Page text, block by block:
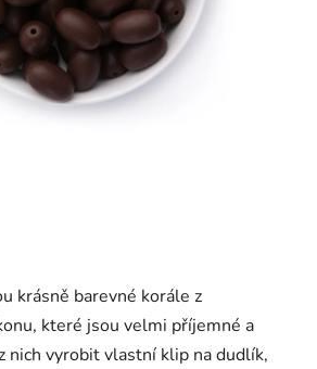
krásně barevné korále z
které jsou velmi příjemné a
nich vyrobit vlastní klip na dudlík,